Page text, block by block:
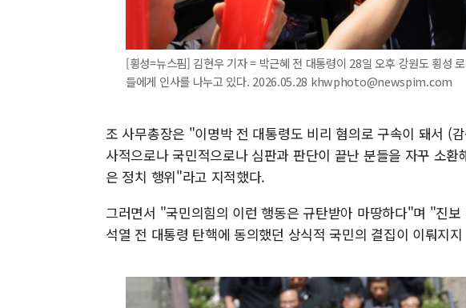
[횡성=뉴스핌] 김현우 기자 = 박근혜 전 대통령이 28일 오후 강원도 횡성
들에게 인사를 나누고 있다. 2026.05.28 khwphoto@newspim.com
조 사무총장은 "이명박 전 대통령도 비리 혐의로 구속이 돼서 (
사적으로나 국민적으로나 심판과 판단이 끝난 분들을 자꾸 소
은 정치 행위"라고 지적했다.
그러면서 "국민의힘의 이런 행동은 규탄받아 마땅하다"며 "진
석열 전 대통령 탄핵에 동의했던 상식적 국민의 결집이 이뤄지